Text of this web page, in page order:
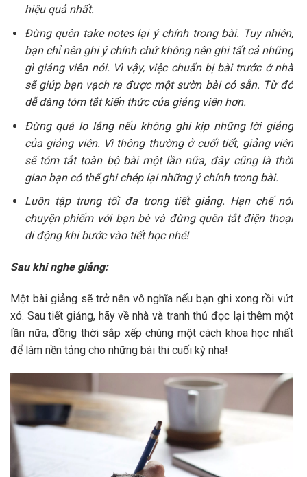
hiệu quả nhất.
Đừng quên take notes lại ý chính trong bài. Tuy nhiên,
bạn chỉ nên ghi ý chính chứ không nên ghi tất cả những
gì giảng viên nói. Vì vậy, việc chuẩn bị bài trước ở nhà
sẽ giúp bạn vạch ra được một sườn bài có sẵn. Từ đó
dễ dàng tóm tắt kiến thức của giảng viên hơn.
Đừng quá lo lắng nếu không ghi kịp những lời giảng
của giảng viên. Vì thông thường ở cuối tiết, giảng viên
sẽ tóm tắt toàn bộ bài một lần nữa, đây cũng là thời
gian bạn có thể ghi chép lại những ý chính trong bài.
Luôn tập trung tối đa trong tiết giảng. Hạn chế nói
chuyện phiếm với bạn bè và đừng quên tắt điện thoại
di động khi bước vào tiết học nhé!
Sau khi nghe giảng:
Một bài giảng sẽ trở nên vô nghĩa nếu bạn ghi xong rồi vứt
xó. Sau tiết giảng, hãy về nhà và tranh thủ đọc lại thêm một
lần nữa, đồng thời sắp xếp chúng một cách khoa học nhất
để làm nền tảng cho những bài thi cuối kỳ nha!